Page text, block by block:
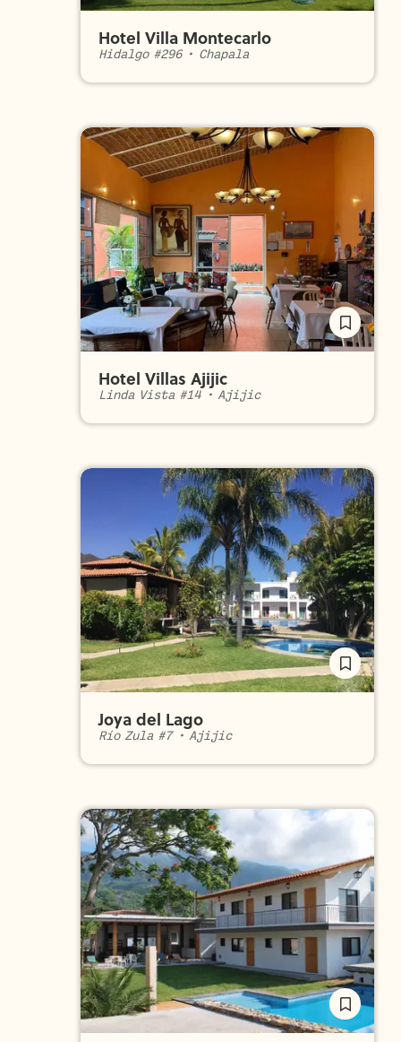
Hotel Villa Montecarlo
Hidalgo #296• Chapala
Hotel Villas Ajijic
Linda Vista #14• Ajijic
Joya del Lago
Río Zula #7• Ajijic